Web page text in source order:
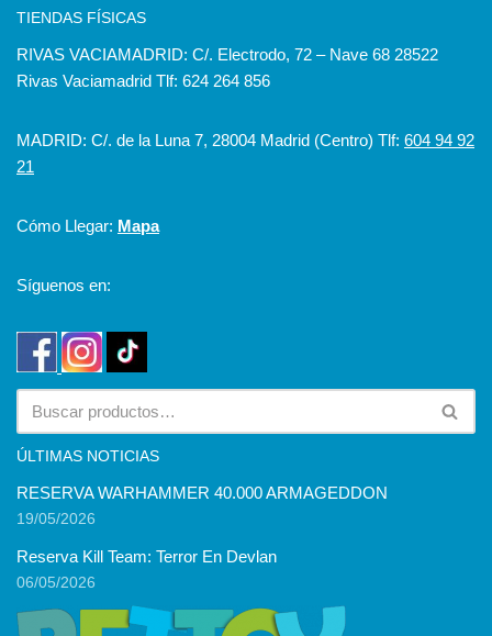
TIENDAS FÍSICAS
RIVAS VACIAMADRID: C/. Electrodo, 72 – Nave 68 28522
Rivas Vaciamadrid Tlf: 624 264 856
MADRID: C/. de la Luna 7, 28004 Madrid (Centro) Tlf: 604 94 92
21
Cómo Llegar: Mapa
Síguenos en:
ÚLTIMAS NOTICIAS
RESERVA WARHAMMER 40.000 ARMAGEDDON
19/05/2026
Reserva Kill Team: Terror En Devlan
06/05/2026